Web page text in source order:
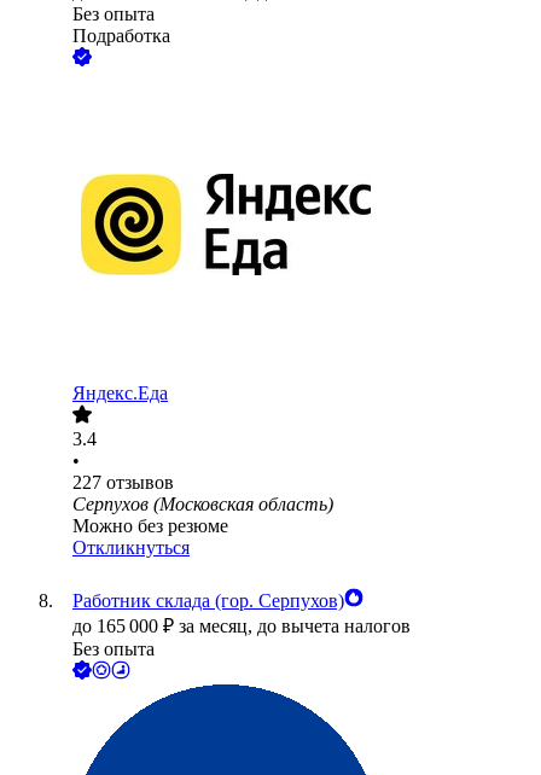
Без опыта
Подработка
Яндекс.Еда
3.4
•
227 отзывов
Серпухов (Московская область)
Можно без резюме
Откликнуться
Работник склада (гор. Серпухов)
до 165 000 ₽ за месяц, до вычета налогов
Без опыта